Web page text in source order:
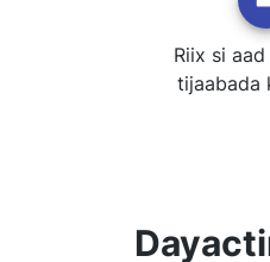
Riix si
tijaabada